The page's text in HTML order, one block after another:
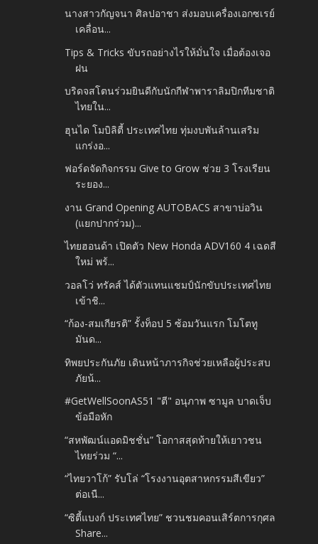
นางสาวกัญจนา ศิลปอาชา ส่งมอบเครื่องเอกซเรย์
เคลื่อน...
Tips & Tricks ขับรถอย่างไรให้มั่นใจ เมื่อต้องเจอ
ฝน
บริดจสโตนร่วมยินดีกับนักกีฬาพาราลิมปิกทีมชาติ
ไทยใน...
ฮุนได โมบิลิตี้ ประเทศไทย ทุ่มงบพันล้านเสริม
แกร่งอ...
ฟอร์ดจัดกิจกรรม Give to Grow ช่วย 3 โรงเรียน
ระยอง...
งาน Grand Opening AUTOBACS สาขาบ่อวิน
(แยกปากร่วม)...
ไทยฮอนด้า เปิดตัว New Honda ADV160 4 เฉดสี
ใหม่ พร้...
วอลโว่ ทรัคส์ ได้ตัวแทนแชมป์นักขับประเทศไทย
เข้าชิ...
“ก้อง-สมเกียรติ” รั้งท็อป 5 ซ้อมวันแรก โมโตทู
มันด...
ทิพยประกันภัย เดินหน้าภารกิจช่วยเหลือผู้ประสบ
ภัยน้...
#GetWellSoonAS51 "ตี" อนุภาพ ซามูล บาดเจ็บ
ข้อมือหัก
“สหพัฒน์แอดมิชชั่น” โอกาสสุดท้ายให้เยาวชน
ไทยร่วม “...
“ไทยวาโก้” รับโล่ “โรงงานอุตสาหกรรมสีเขียว”
ต่อเนื...
“ซิตี้แบงก์ ประเทศไทย” ชวนชมคอนเสิร์ตการกุศล
Share...